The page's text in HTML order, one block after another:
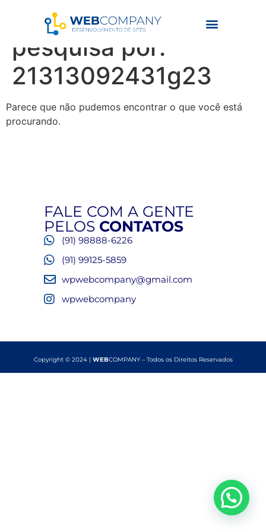
Resultados da
pesquisa por:
21313092431g23
Parece que não pudemos encontrar o que você está
procurando.
FALE COM A GENTE
PELOS CONTATOS
(91) 98888-6226
(91) 99125-5859
wpwebcompany@gmail.com
wpwebcompany
Copyright © 2024 | WEBCOMPANY – Todos os Direitos Reservados